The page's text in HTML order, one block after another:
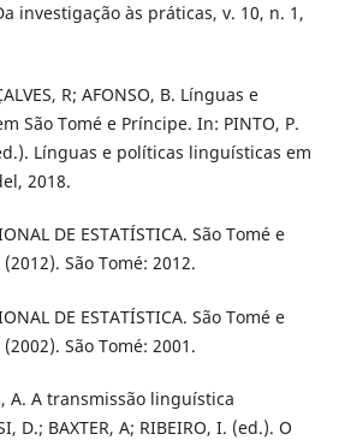
investigação às práticas, v. 10, n. 1,
R; AFONSO, B. Línguas e
São Tomé e Príncipe. In: PINTO, P.
Línguas e políticas linguísticas em
2018.
DE ESTATÍSTICA. São Tomé e
São Tomé: 2012.
DE ESTATÍSTICA. São Tomé e
São Tomé: 2001.
A. A transmissão linguística
D.; BAXTER, A; RIBEIRO, I. (ed.). O